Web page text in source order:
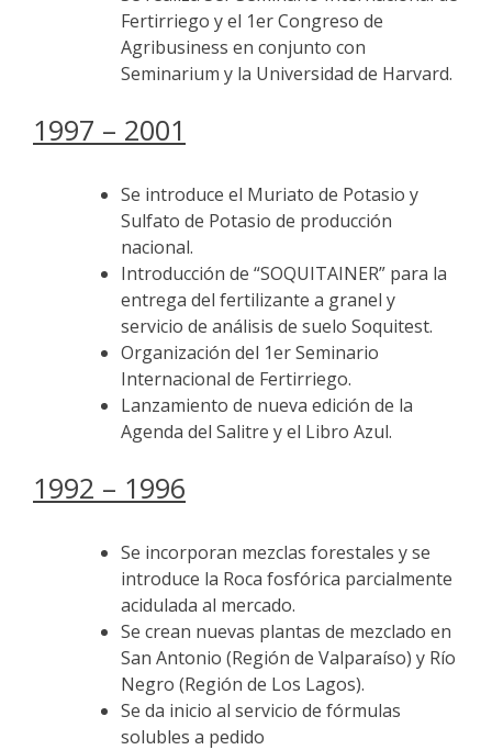
Fertirriego y el 1er Congreso de
Agribusiness en conjunto con
Seminarium y la Universidad de Harvard.
1997 – 2001
Se introduce el Muriato de Potasio y
Sulfato de Potasio de producción
nacional.
Introducción de “SOQUITAINER” para la
entrega del fertilizante a granel y
servicio de análisis de suelo Soquitest.
Organización del 1er Seminario
Internacional de Fertirriego.
Lanzamiento de nueva edición de la
Agenda del Salitre y el Libro Azul.
1992 – 1996
Se incorporan mezclas forestales y se
introduce la Roca fosfórica parcialmente
acidulada al mercado.
Se crean nuevas plantas de mezclado en
San Antonio (Región de Valparaíso) y Río
Negro (Región de Los Lagos).
Se da inicio al servicio de fórmulas
solubles a pedido